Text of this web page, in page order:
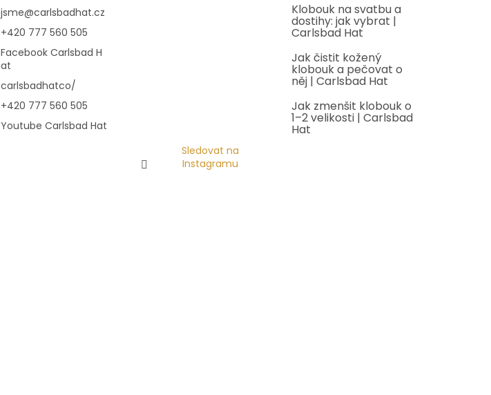
jsme@carlsbadhat.cz
+420 777 560 505
Facebook Carlsbad H
at
carlsbadhatco/
+420 777 560 505
Youtube Carlsbad Hat
Sledovat na
Instagramu
Klobouk na svatbu a
dostihy: jak vybrat |
Carlsbad Hat
Jak čistit kožený
klobouk a pečovat o
něj | Carlsbad Hat
Jak zmenšit klobouk o
1–2 velikosti | Carlsbad
Hat